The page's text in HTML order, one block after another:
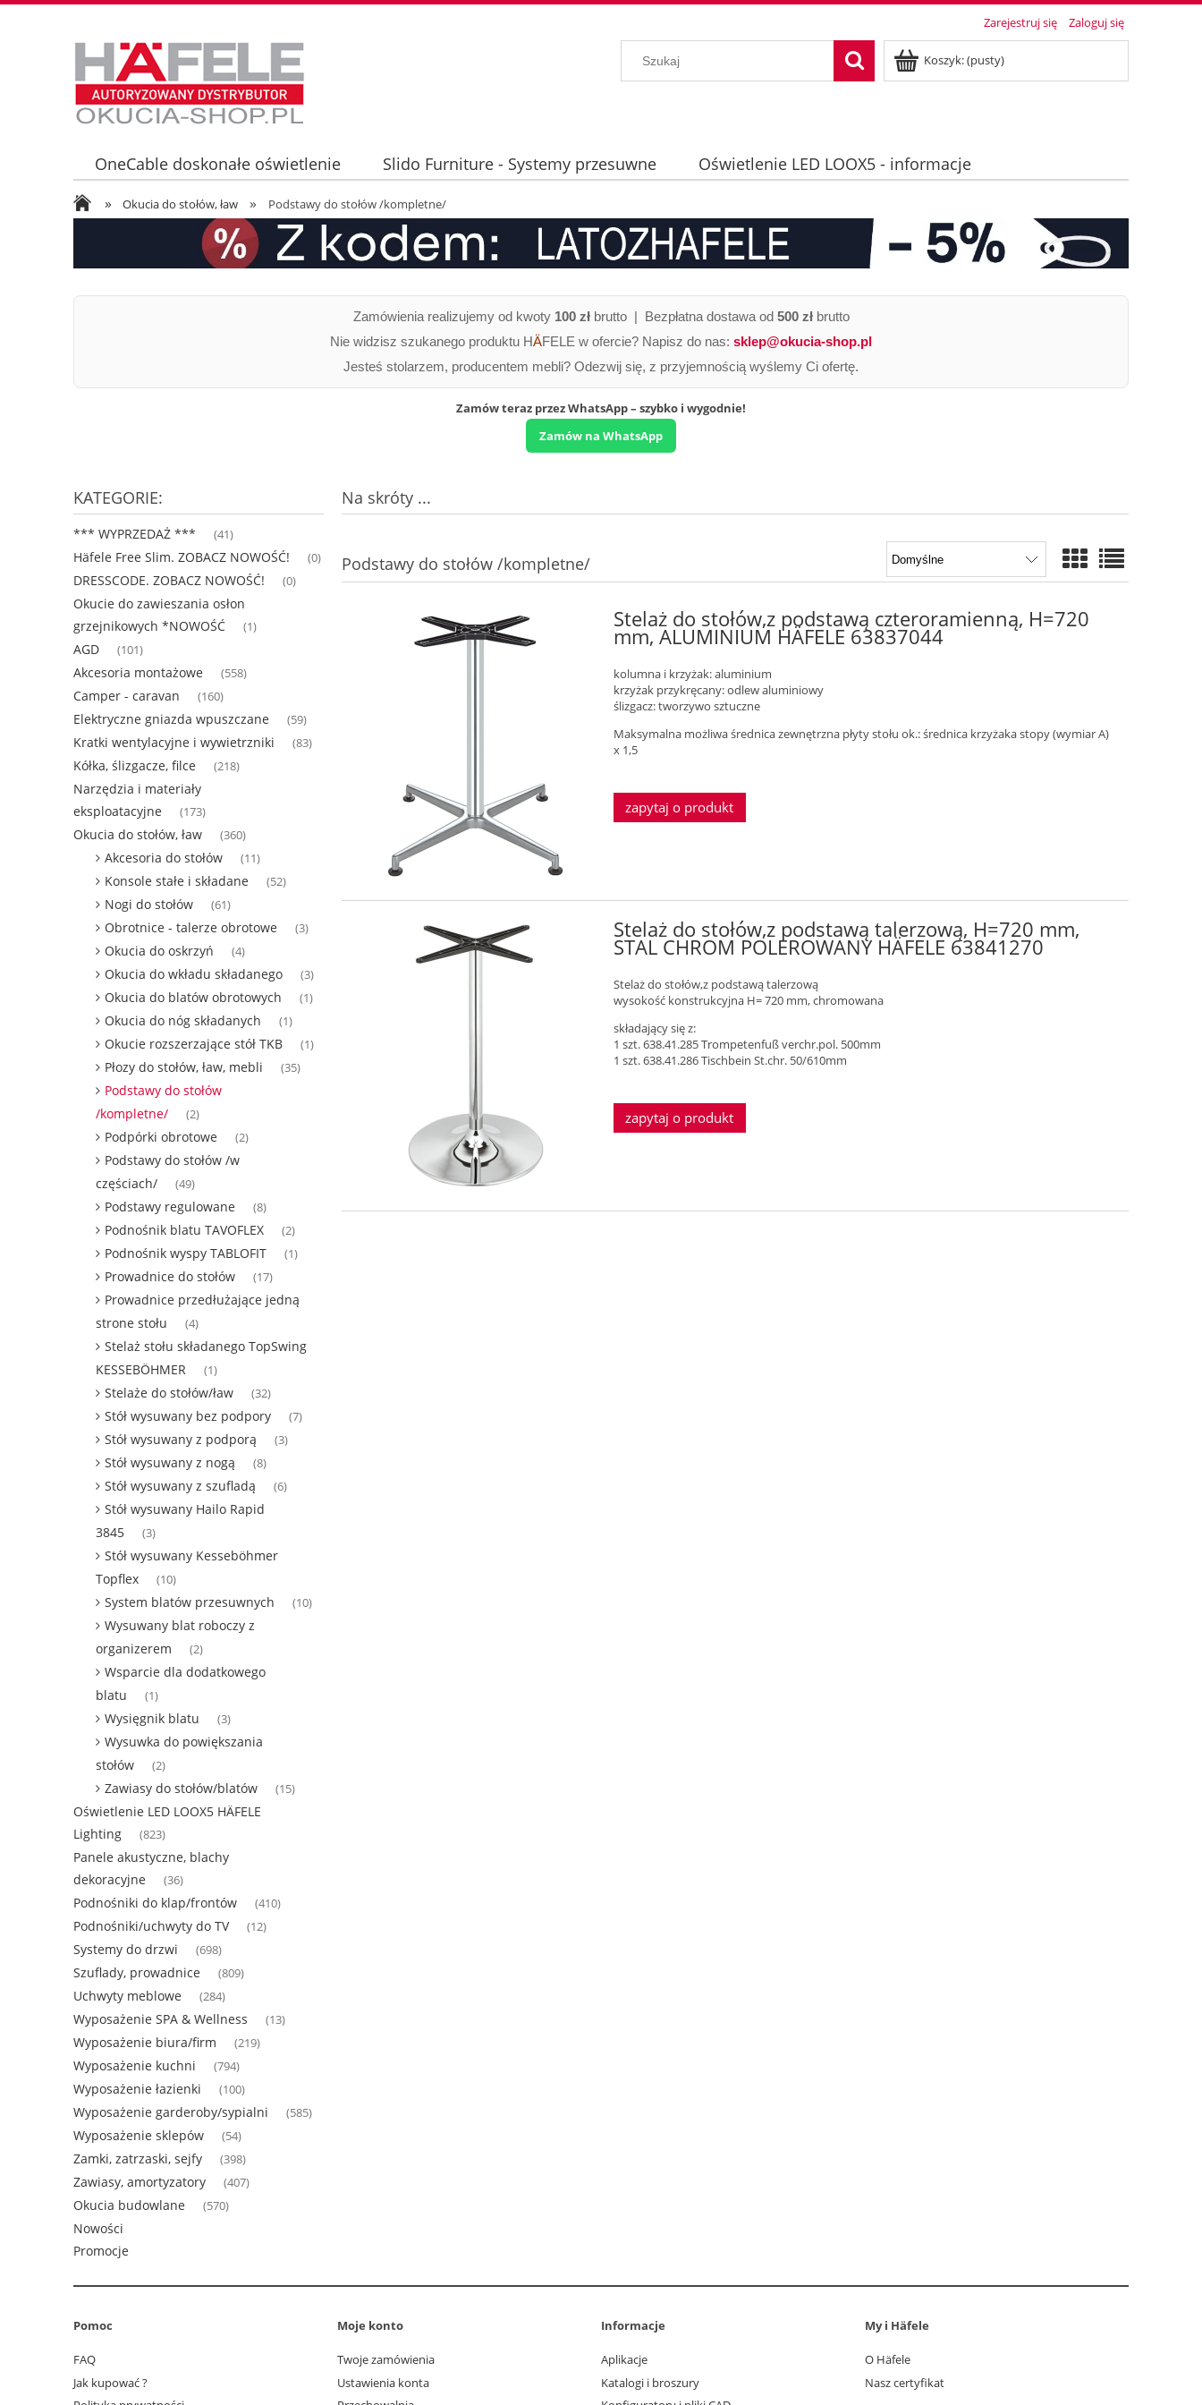
Zarejestruj się Zaloguj się
Koszyk:(pusty)
OneCable doskonałe oświetlenie Slido Furniture - Systemy przesuwne
Oświetlenie LED LOOX5 - informacje
Oświetlenie LED LOOX5 - informacje techniczne
» Okucia do stołów, ław » Podstawy do stołów /kompletne/
Zamówienia realizujemy od kwoty 100 złbrutto | Bezpłatna dostawa od 500 złbrutto
Nie widzisz szukanego produktu HÄFELE w ofercie? Napisz do nas: sklep@okucia-shop.pl
Jesteś stolarzem, producentem mebli? Odezwij się, z przyjemnością wyślemy Ci ofertę.
Zamów teraz przez WhatsApp – szybko i wygodnie!
Zamów na WhatsApp
KATEGORIE:
*** WYPRZEDAŻ *** (41)
Häfele Free Slim. ZOBACZ NOWOŚĆ! (0)
DRESSCODE. ZOBACZ NOWOŚĆ! (0)
Okucie do zawieszania osłon
grzejnikowych *NOWOŚĆ
(1)
AGD (101)
Akcesoria montażowe (558)
Camper - caravan (160)
Elektryczne gniazda wpuszczane (59)
Kratki wentylacyjne i wywietrzniki (83)
Kółka, ślizgacze, filce (218)
Narzędzia i materiały
eksploatacyjne
(173)
Okucia do stołów, ław (360)
Akcesoria do stołów (11)
Konsole stałe i składane (52)
Nogi do stołów (61)
Obrotnice - talerze obrotowe (3)
Okucia do oskrzyń (4)
Okucia do wkładu składanego (3)
Okucia do blatów obrotowych (1)
Okucia do nóg składanych (1)
Okucie rozszerzające stół TKB (1)
Płozy do stołów, ław, mebli (35)
Podstawy do stołów
/kompletne/
(2)
Podpórki obrotowe (2)
Podstawy do stołów /w
częściach/
(49)
Podstawy regulowane (8)
Podnośnik blatu TAVOFLEX (2)
Podnośnik wyspy TABLOFIT (1)
Prowadnice do stołów (17)
Prowadnice przedłużające jedną
strone stołu
(4)
Stelaż stołu składanego TopSwing
KESSEBÖHMER
(1)
Stelaże do stołów/ław (32)
Stół wysuwany bez podpory (7)
Stół wysuwany z podporą (3)
Stół wysuwany z nogą (8)
Stół wysuwany z szufladą (6)
Stół wysuwany Hailo Rapid
3845
(3)
Stół wysuwany Kesseböhmer
Topflex
(10)
System blatów przesuwnych (10)
Wysuwany blat roboczy z
organizerem
(2)
Wsparcie dla dodatkowego
blatu
(1)
Wysięgnik blatu (3)
Wysuwka do powiększania
stołów
(2)
Zawiasy do stołów/blatów (15)
Oświetlenie LED LOOX5 HÄFELE
Lighting
(823)
Panele akustyczne, blachy
dekoracyjne
(36)
Podnośniki do klap/frontów (410)
Podnośniki/uchwyty do TV (12)
Systemy do drzwi (698)
Szuflady, prowadnice (809)
Uchwyty meblowe (284)
Wyposażenie SPA & Wellness (13)
Wyposażenie biura/firm (219)
Wyposażenie kuchni (794)
Wyposażenie łazienki (100)
Wyposażenie garderoby/sypialni (585)
Wyposażenie sklepów (54)
Zamki, zatrzaski, sejfy (398)
Zawiasy, amortyzatory (407)
Okucia budowlane (570)
Nowości
Promocje
Na skróty ...
Podstawy do stołów /kompletne/
Stelaż do stołów,z podstawą czteroramienną, H=720
mm, ALUMINIUM HÄFELE 63837044
kolumna i krzyżak: aluminium
krzyżak przykręcany: odlew aluminiowy
ślizgacz: tworzywo sztuczne
Maksymalna możliwa średnica zewnętrzna płyty stołu ok.: średnica krzyżaka stopy (wymiar A)
x 1,5
zapytaj o produkt
Stelaż do stołów,z podstawą talerzową, H=720 mm,
STAL CHROM POLEROWANY HÄFELE 63841270
Stelaż do stołów,z podstawą talerzową
wysokość konstrukcyjna H= 720 mm, chromowana
składający się z:
1 szt. 638.41.285 Trompetenfuß verchr.pol. 500mm
1 szt. 638.41.286 Tischbein St.chr. 50/610mm
zapytaj o produkt
Pomoc
FAQ
Jak kupować ?
Moje konto
Twoje zamówienia
Ustawienia konta
Informacje
Aplikacje
Katalogi i broszury
My i Häfele
O Häfele
Nasz certyfikat